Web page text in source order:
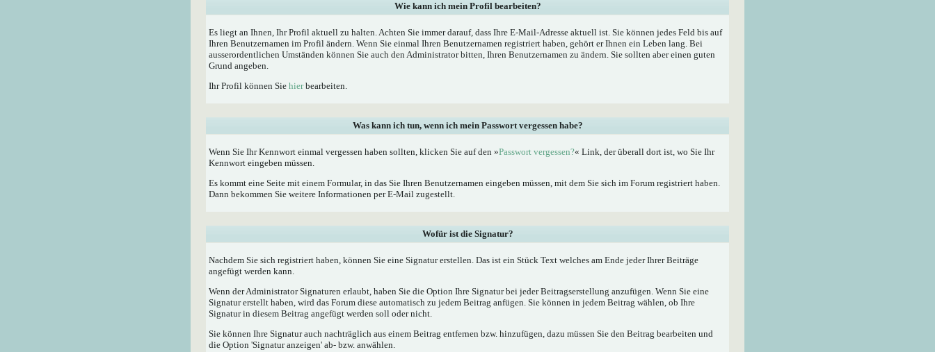
Wie kann ich mein Profil bearbeiten?
Es liegt an Ihnen, Ihr Profil aktuell zu halten. Achten Sie immer darauf, dass Ihre E-Mail-Adresse aktuell ist. Sie können jedes Feld bis auf
Ihren Benutzernamen im Profil ändern. Wenn Sie einmal Ihren Benutzernamen registriert haben, gehört er Ihnen ein Leben lang. Bei
ausserordentlichen Umständen können Sie auch den Administrator bitten, Ihren Benutzernamen zu ändern. Sie sollten aber einen guten
Grund angeben.
Ihr Profil können Sie hierbearbeiten.
Was kann ich tun, wenn ich mein Passwort vergessen habe?
Wenn Sie Ihr Kennwort einmal vergessen haben sollten, klicken Sie auf den »Passwort vergessen?« Link, der überall dort ist, wo Sie Ihr
Kennwort eingeben müssen.
Es kommt eine Seite mit einem Formular, in das Sie Ihren Benutzernamen eingeben müssen, mit dem Sie sich im Forum registriert haben.
Dann bekommen Sie weitere Informationen per E-Mail zugestellt.
Wofür ist die Signatur?
Nachdem Sie sich registriert haben, können Sie eine Signatur erstellen. Das ist ein Stück Text welches am Ende jeder Ihrer Beiträge
angefügt werden kann.
Wenn der Administrator Signaturen erlaubt, haben Sie die Option Ihre Signatur bei jeder Beitragserstellung anzufügen. Wenn Sie eine
Signatur erstellt haben, wird das Forum diese automatisch zu jedem Beitrag anfügen. Sie können in jedem Beitrag wählen, ob Ihre
Signatur in diesem Beitrag angefügt werden soll oder nicht.
Sie können Ihre Signatur auch nachträglich aus einem Beitrag entfernen bzw. hinzufügen, dazu müssen Sie den Beitrag bearbeiten und
die Option 'Signatur anzeigen' ab- bzw. anwählen.